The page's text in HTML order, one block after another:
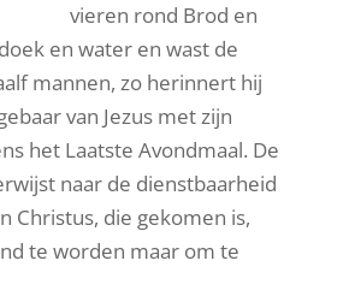
vieren rond Brod en
en water en wast de
mannen, zo herinnert hij
van Jezus met zijn
het Laatste Avondmaal. De
naar de dienstbaarheid
Christus, die gekomen is,
te worden maar om te